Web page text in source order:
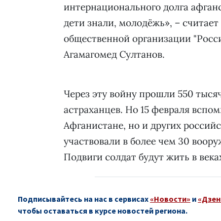
интернационального долга
дети знали, молодёжь», –
общественной организации
Агамагомед Султанов.
Через эту войну прошли 550
астраханцев. Но 15 февраля
Афганистане, но и других
участвовали в более чем 30
Подвиги солдат будут жить в
Подписывайтесь на нас в сервисах «Новости» и
чтобы оставаться в курсе новостей региона.